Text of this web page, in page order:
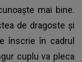
mai bine.
de dragoste și
înscrie în cadrul
cuplu va pleca